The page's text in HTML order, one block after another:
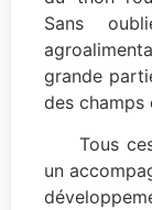
Sans
grande
des champs
Tous
un